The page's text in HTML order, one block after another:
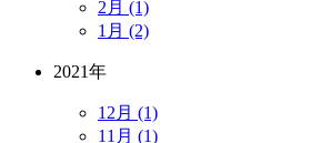
2月 (1)
1月 (2)
2021年
12月 (1)
11月 (1)